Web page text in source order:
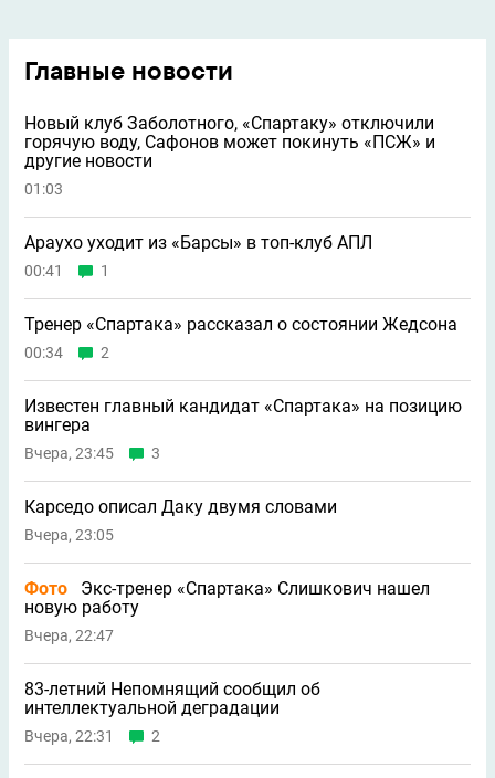
Главные новости
Новый клуб Заболотного, «Спартаку» отключили
горячую воду, Сафонов может покинуть «ПСЖ» и
другие новости
01:03
Араухо уходит из «Барсы» в топ-клуб АПЛ
00:41 1
Тренер «Спартака» рассказал о состоянии Жедсона
00:34 2
Известен главный кандидат «Спартака» на позицию
вингера
Вчера, 23:45 3
Карседо описал Даку двумя словами
Вчера, 23:05
Фото
Экс-тренер «Спартака» Слишкович нашел
новую работу
Вчера, 22:47
83-летний Непомнящий сообщил об
интеллектуальной деградации
Вчера, 22:31 2